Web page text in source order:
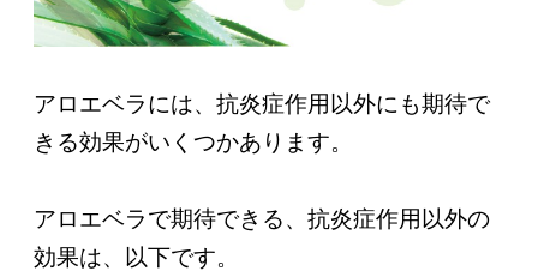
アロエベラには、抗炎症作用以外にも期待で
きる効果がいくつかあります。
アロエベラで期待できる、抗炎症作用以外の
効果は、以下です。